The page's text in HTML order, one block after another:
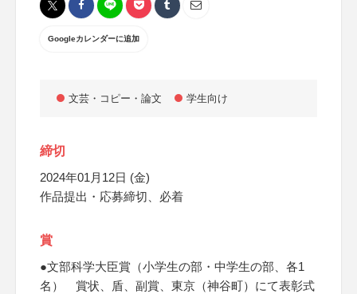
Googleカレンダーに追加
文芸・コピー・論文 学生向け
締切
2024年01月12日 (金)
作品提出・応募締切、必着
賞
●文部科学大臣賞（小学生の部・中学生の部、各1
名） 賞状、盾、副賞、東京（神谷町）にて表彰式